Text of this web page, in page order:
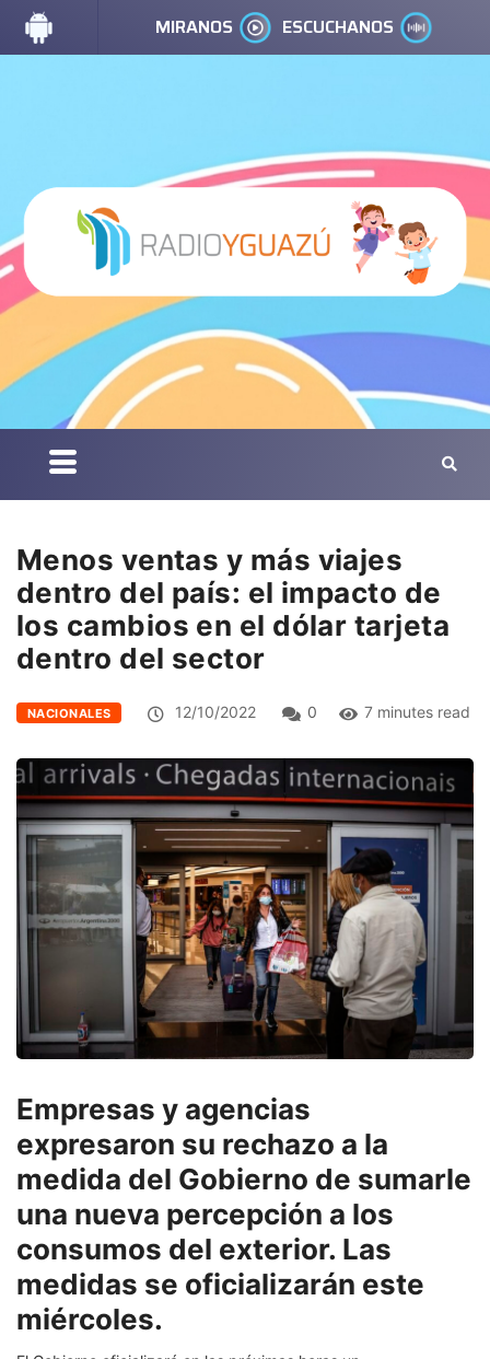
MIRANOS ESCUCHANOS
Menos ventas y más viajes
dentro del país: el impacto de
los cambios en el dólar tarjeta
dentro del sector
NACIONALES 12/10/2022 0 7 minutes read
Empresas y agencias
expresaron su rechazo a la
medida del Gobierno de sumarle
una nueva percepción a los
consumos del exterior. Las
medidas se oficializarán este
miércoles.